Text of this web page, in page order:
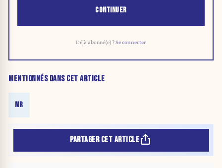
CONTINUER
Déjà abonné(e) ?Se connecter
MENTIONNÉS DANS CET ARTICLE
MR
PARTAGER CET ARTICLE